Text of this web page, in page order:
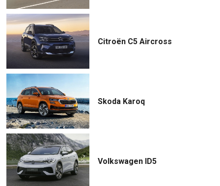
Citroën C5 Aircross
Skoda Karoq
Volkswagen ID5